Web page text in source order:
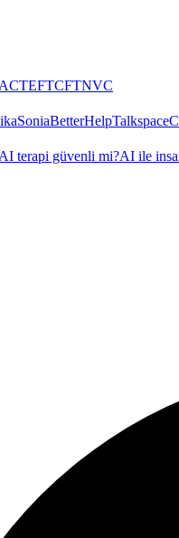
EFTCFTNVC
SoniaBetterHelpTalkspace
AI terapi güvenli mi?AI ile